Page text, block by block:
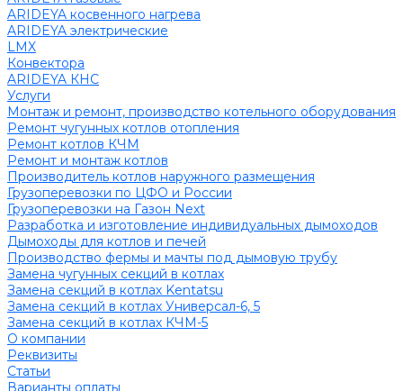
ARIDEYA косвенного нагрева
ARIDEYA электрические
LMX
Конвектора
ARIDEYA КНС
Услуги
Монтаж и ремонт, производство котельного оборудования
Ремонт чугунных котлов отопления
Ремонт котлов КЧМ
Ремонт и монтаж котлов
Производитель котлов наружного размещения
Грузоперевозки по ЦФО и России
Грузоперевозки на Газон Next
Разработка и изготовление индивидуальных дымоходов
Дымоходы для котлов и печей
Производство фермы и мачты под дымовую трубу
Замена чугунных секций в котлах
Замена секций в котлах Kentatsu
Замена секций в котлах Универсал-6, 5
Замена секций в котлах КЧМ-5
О компании
Реквизиты
Статьи
Варианты оплаты